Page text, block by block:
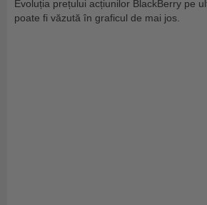
Evoluția prețului acțiunilor BlackBerry pe
poate fi văzută în graficul de mai jos.